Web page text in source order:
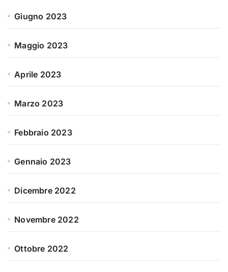
Giugno 2023
Maggio 2023
Aprile 2023
Marzo 2023
Febbraio 2023
Gennaio 2023
Dicembre 2022
Novembre 2022
Ottobre 2022